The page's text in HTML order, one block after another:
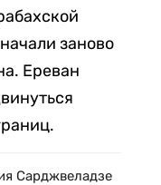
заново
Ереван
Сарджвеладзе